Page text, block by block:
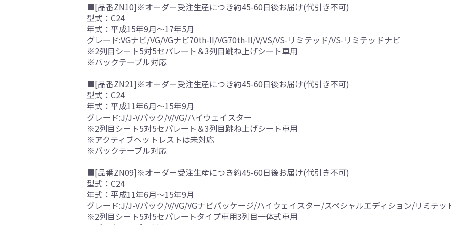
■[品番ZN10]※オーダー受注生産につき約45-60日後お届け(代引き不可)
型式：C24
年式：平成15年9月～17年5月
グレード:VGナビ/VG/VGナビ70th-II/VG70th-II/V/VS/VS-リミテッド/VS-リミテッドナビ
※2列目シート5対5セパレート＆3列目跳ね上げシート車用
※バックテーブル対応
■[品番ZN21]※オーダー受注生産につき約45-60日後お届け(代引き不可)
型式：C24
年式：平成11年6月～15年9月
グレード:J/J-Vパック/V/VG/ハイウェイスター
※2列目シート5対5セパレート＆3列目跳ね上げシート車用
※アクティブヘットレストは未対応
※バックテーブル対応
■[品番ZN09]※オーダー受注生産につき約45-60日後お届け(代引き不可)
型式：C24
年式：平成11年6月～15年9月
グレード:J/J-Vパック/V/VG/VGナビパッケージ/ハイウェイスター/スペシャルエディション/リミテッ
※2列目シート5対5セパレートタイプ車用3列目一体式車用